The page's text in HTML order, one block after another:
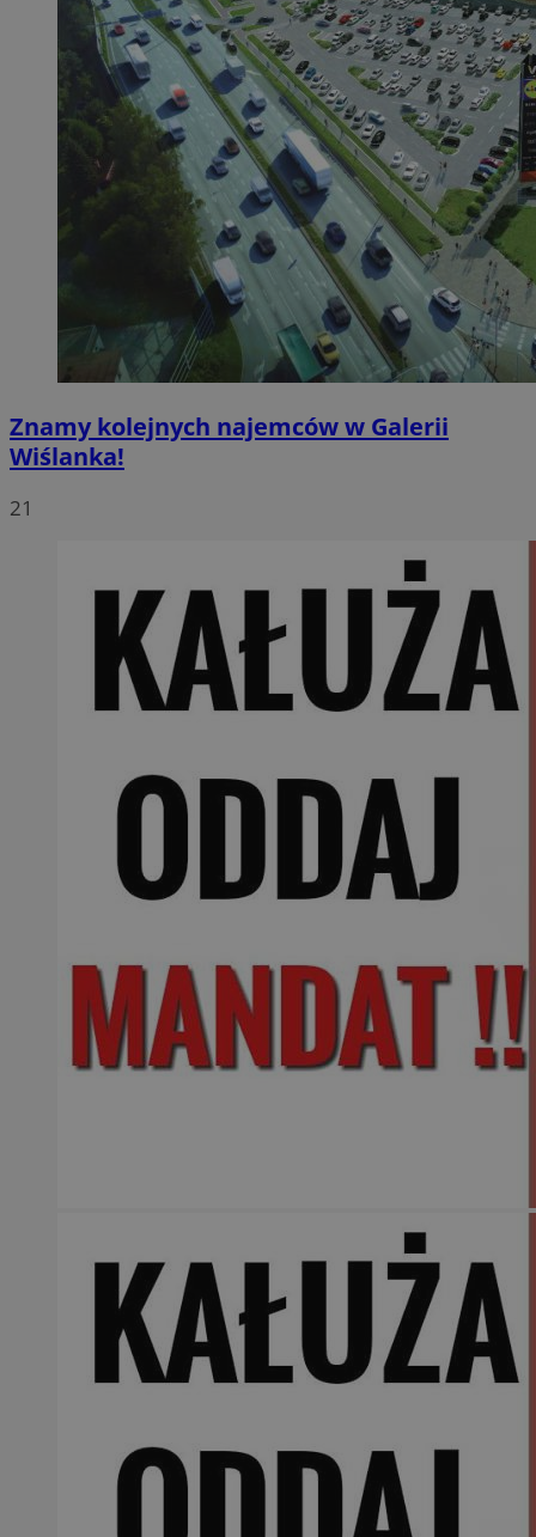
Znamy kolejnych najemców w Galerii
Wiślanka!
21